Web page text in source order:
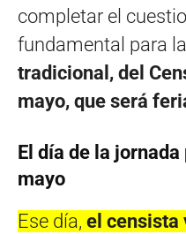
completar el
fundamental para la
tradicional, del
mayo, que será
El día de la
mayo
Ese día, el censista